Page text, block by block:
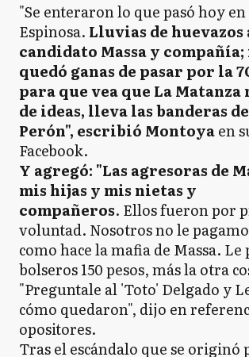
"Se enteraron lo que pasó hoy
Espinosa. Lluvias de huevazos
candidato Massa y compañía;
quedó ganas de pasar por la
para que vea que La Matanza
de ideas, lleva las banderas
Perón", escribió Montoyaen
Facebook.
Y agregó: "Las agresoras de
mis hijas y mis nietas y
compañeros. Ellos fueron por
voluntad. Nosotros no le
como hace la mafia de Massa. Le
bolseros 150 pesos, más la otra
"Preguntale al 'Toto' Delgado y
cómo quedaron", dijo en
opositores.
Tras el escándalo que se originó